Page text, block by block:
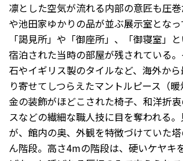
凛とした空気が流れる内部の意匠も圧
や池田家ゆかりの品が並ぶ展示室とな
「謁見所」や「御座所」、「御寝室」
宿泊された当時の部屋が残されている
石やイギリス製のタイルなど、海外か
り寄せてしつらえたマントルピース（暖
金の装飾がほどこされた椅子、和洋折
スなどの繊細な職人技に目を奪われる
が、館内の奥、外観を特徴づけていた
ん階段。高さ4mの階段は、硬いケヤキ